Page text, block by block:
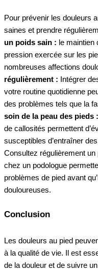
Pour prévenir les douleurs
saines et prendre
un poids sain : le maintien
pression exercée sur les
nombreuses affections
régulièrement : Intégrer
votre routine quotidienne
des problèmes tels que la
soin de la peau des pieds :
de callosités permettent
susceptibles d’entraîner
Consultez régulièrement un
chez un podologue
problèmes de pied avant
douloureuses.
Conclusion
Les douleurs au pied
à la qualité de vie. Il est
de la douleur et de suivre